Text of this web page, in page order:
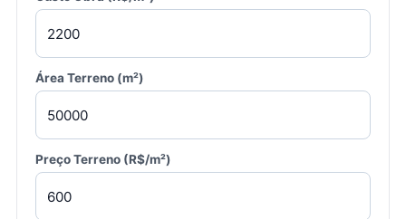
Área Terreno (m²)
Preço Terreno (R$/m²)